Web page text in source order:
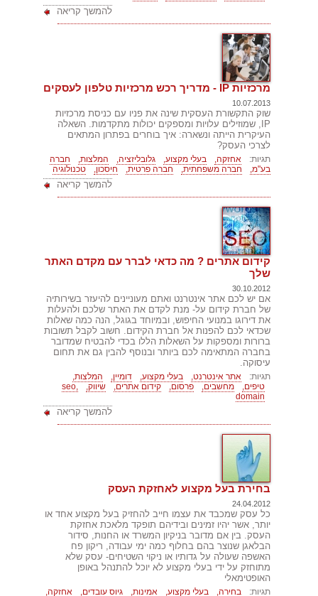
להמשך קריאה
מרכזיות IP - מדריך רכש מרכזיות טלפון לעסקים
10.07.2013
שוק התקשורת העסקית שינה את פניו עם כניסת מרכזיות
IP, שמוזילים עלויות ומספקים יכולות מתקדמות. השאלה
העיקרית הייתה ונשארה: איך בוחרים בפתרון המתאים
לצרכי העסק?
תגיות: אחזקה, בעלי מקצוע, גלובליזציה, המלצות,
חברה
בע"מ,
חברה משפחתית, חברה פרטית, חיסכון, טכנולוגיה
להמשך קריאה
קידום אתרים ? מה כדאי לברר עם מקדם האתר
שלך
30.10.2012
אם יש לכם אתר אינטרנט ואתם מעוניינים להיעזר בשירותיה
של חברת קידום על- מנת לקדם את האתר שלכם ולהעלות
את דירוגו במנועי החיפוש, ובמיוחד בגוגל, הנה כמה שאלות
שכדאי לכם להפנות אל חברת הקידום. חשוב לקבל תשובות
ברורות ומספקות על השאלות הללו בכדי להבטיח שמדובר
בחברה המתאימה לכם ביותר ובנוסף להבין גם את תחום
עיסוקה.
תגיות: אתר אינטרנט, בעלי מקצוע, דומיין,
המלצות,
טיפים,
מחשבים, פרסום, קידום אתרים, שיווק,
seo,
domain
להמשך קריאה
בחירת בעל מקצוע לאחזקת העסק
24.04.2012
כל עסק שמכבד את עצמו חייב להחזיק בעל מקצוע אחד או
יותר, אשר יהיו זמינים ובידיהם תופקד מלאכת אחזקת
העסק. בין אם מדובר בניקיון המשרד או החנות, סידור
הבלאגן שנוצר בהם בחלוף כמה ימי עבודה, ריקון פח
האשפה שעולה על גדותיו או ניקוי השטיחים- עסק שלא
מתוחזק על ידי בעלי מקצוע לא יוכל להתנהל באופן
האופטימאלי
תגיות: בחירה, בעלי מקצוע, אמינות, גיוס עובדים, אחזקה,